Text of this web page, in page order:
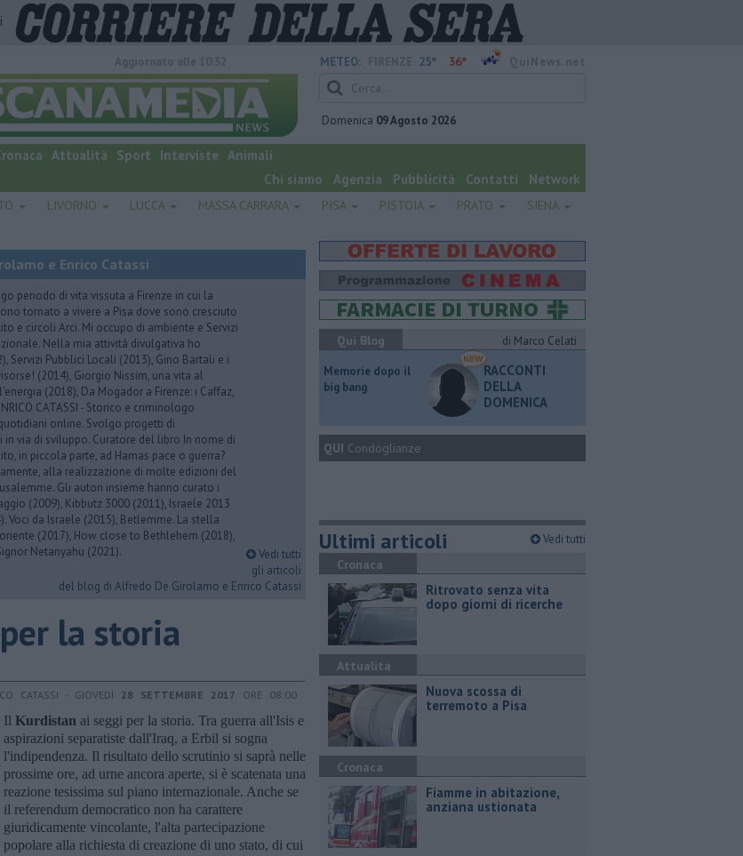
METEO: 25° 36°
Domenica 09 Agosto 2026
Attualità Sport Interviste Animali
Chi siamo
Agenzia Pubblicità Contatti Network
LIVORNO LUCCA MASSA CARRARA PISA PISTOIA PRATO SIENA
e Enrico Catassi
periodo di vita vissuta a Firenze in cui la
tornato a vivere a Pisa dove sono cresciuto
e circoli Arci. Mi occupo di ambiente e Servizi
Nella mia attività divulgativa ho
Servizi Pubblici Locali (2013), Gino Bartali e i
(2014), Giorgio Nissim, una vita al
(2018), Da Mogador a Firenze: i Caffaz,
CATASSI - Storico e criminologo
online. Svolgo progetti di
via di sviluppo. Curatore del libro In nome di
in piccola parte, ad Hamas pace o guerra?
alla realizzazione di molte edizioni del
Gli autori insieme hanno curato i
(2009), Kibbutz 3000 (2011), Israele 2013
Voci da Israele (2015), Betlemme. La stella
(2017), How close to Bethlehem (2018),
Netanyahu (2021).
Vedi tutti
gli articoli
del blog di Alfredo De Girolamo e Enrico Catassi
la storia
CATASSI - GIOVEDÌ 28 SETTEMBRE 2017 ORE 08:00
Il Kurdistan ai seggi per la storia. Tra guerra all'Isis e
aspirazioni separatiste dall'Iraq, a Erbil si sogna
l'indipendenza. Il risultato dello scrutinio si saprà nelle
prossime ore, ad urne ancora aperte, si è scatenata una
reazione tesissima sul piano internazionale. Anche se
il referendum democratico non ha carattere
giuridicamente vincolante, l'alta partecipazione
popolare alla richiesta di creazione di uno stato, di cui
Qui Blog
di Marco Celati
Memorie dopo il
big bang
RACCONTI
DELLA
DOMENICA
QUI Condoglianze
Ultimi articoli Vedi tutti
Cronaca
Ritrovato senza vita
dopo giorni di ricerche
Attualità
Nuova scossa di
terremoto a Pisa
Cronaca
Fiamme in abitazione,
anziana ustionata